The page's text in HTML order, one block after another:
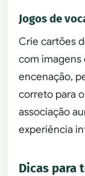
Jogos de
Crie cartões
com imagens
encenação,
correto para
associação
experiência
Dicas para